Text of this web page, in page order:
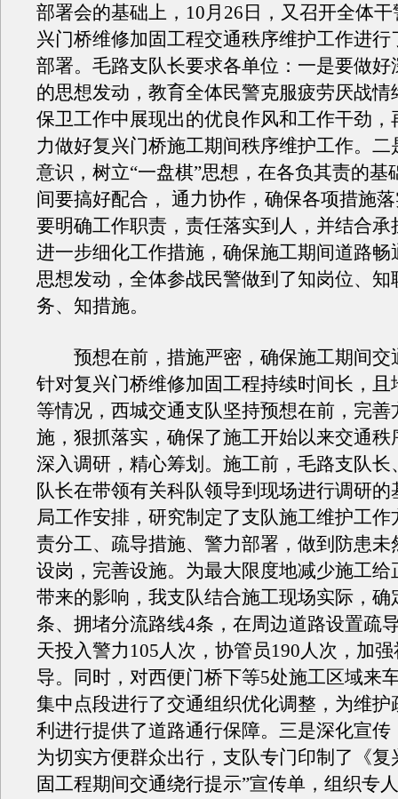
部署会的基础上，10月26日，又召开全体
兴门桥维修加固工程交通秩序维护工作进行
部署。毛路支队长要求各单位：一是要做好
的思想发动，教育全体民警克服疲劳厌战情
保卫工作中展现出的优良作风和工作干劲，
力做好复兴门桥施工期间秩序维护工作。二
意识，树立“一盘棋”思想，在各负其责的基
间要搞好配合， 通力协作，确保各项措施
要明确工作职责，责任落实到人，并结合承
进一步细化工作措施，确保施工期间道路畅
思想发动，全体参战民警做到了知岗位、知
务、知措施。
预想在前，措施严密，确保施工期间交
针对复兴门桥维修加固工程持续时间长，且
等情况，西城交通支队坚持预想在前，完善
施，狠抓落实，确保了施工开始以来交通秩
深入调研，精心筹划。施工前，毛路支队长
队长在带领有关科队领导到现场进行调研的
局工作安排，研究制定了支队施工维护工作
责分工、疏导措施、警力部署，做到防患未
设岗，完善设施。为最大限度地减少施工给
带来的影响，我支队结合施工现场实际，确
条、拥堵分流路线4条，在周边道路设置疏
天投入警力105人次，协管员190人次，加
导。同时，对西便门桥下等5处施工区域来
集中点段进行了交通组织优化调整，为维护
利进行提供了道路通行保障。三是深化宣传
为切实方便群众出行，支队专门印制了《复
固工程期间交通绕行提示”宣传单，组织专